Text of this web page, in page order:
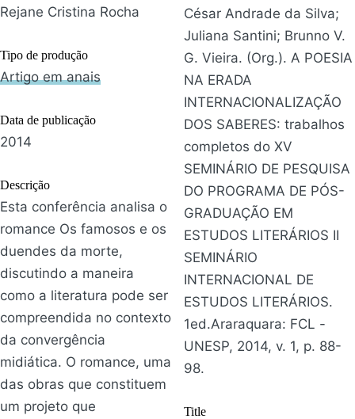
Rejane Cristina Rocha
Tipo de produção
Artigo em anais
Data de publicação
2014
Descrição
Esta conferência analisa o
romance Os famosos e os
duendes da morte,
discutindo a maneira
como a literatura pode ser
compreendida no contexto
da convergência
midiática. O romance, uma
das obras que constituem
um projeto que
César Andrade da Silva;
Juliana Santini; Brunno V.
G. Vieira. (Org.). A POESIA
NA ERADA
INTERNACIONALIZAÇÃO
DOS SABERES: trabalhos
completos do XV
SEMINÁRIO DE PESQUISA
DO PROGRAMA DE PÓS-
GRADUAÇÃO EM
ESTUDOS LITERÁRIOS II
SEMINÁRIO
INTERNACIONAL DE
ESTUDOS LITERÁRIOS.
1ed.Araraquara: FCL -
UNESP, 2014, v. 1, p. 88-
98.
Title